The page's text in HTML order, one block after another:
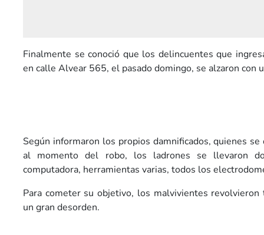
Finalmente se conoció que los delincuentes que
en calle Alvear 565, el pasado domingo, se alzaron con
Según informaron los propios damnificados, quienes se
al momento del robo, los ladrones se llevaron
computadora, herramientas varias, todos los
Para cometer su objetivo, los malvivientes revolvieron
un gran desorden.